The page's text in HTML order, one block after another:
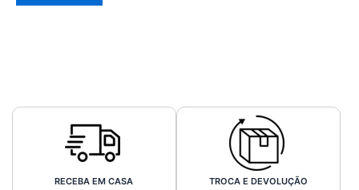
RECEBA EM CASA TROCA E DEVOLUÇÃO